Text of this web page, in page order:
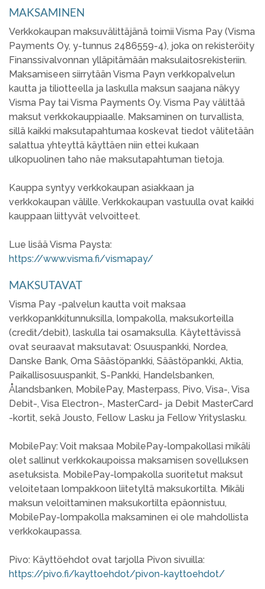
MAKSAMINEN
Verkkokaupan maksuvälittäjänä toimii Visma Pay (Visma
Payments Oy, y-tunnus 2486559-4), joka on rekisteröity
Finanssivalvonnan ylläpitämään maksulaitosrekisteriin.
Maksamiseen siirrytään Visma Payn verkkopalvelun
kautta ja tiliotteella ja laskulla maksun saajana näkyy
Visma Pay tai Visma Payments Oy. Visma Pay välittää
maksut verkkokauppiaalle. Maksaminen on turvallista,
sillä kaikki maksutapahtumaa koskevat tiedot välitetään
salattua yhteyttä käyttäen niin ettei kukaan
ulkopuolinen taho näe maksutapahtuman tietoja.
Kauppa syntyy verkkokaupan asiakkaan ja
verkkokaupan välille. Verkkokaupan vastuulla ovat kaikki
kauppaan liittyvät velvoitteet.
Lue lisää Visma Paysta:
https://www.visma.fi/vismapay/
MAKSUTAVAT
Visma Pay -palvelun kautta voit maksaa
verkkopankkitunnuksilla, lompakolla, maksukorteilla
(credit/debit), laskulla tai osamaksulla. Käytettävissä
ovat seuraavat maksutavat: Osuuspankki, Nordea,
Danske Bank, Oma Säästöpankki, Säästöpankki, Aktia,
Paikallisosuuspankit, S-Pankki, Handelsbanken,
Ålandsbanken, MobilePay, Masterpass, Pivo, Visa-, Visa
Debit-, Visa Electron-, MasterCard- ja Debit MasterCard
-kortit, sekä Jousto, Fellow Lasku ja Fellow Yrityslasku.
MobilePay: Voit maksaa MobilePay-lompakollasi mikäli
olet sallinut verkkokaupoissa maksamisen sovelluksen
asetuksista. MobilePay-lompakolla suoritetut maksut
veloitetaan lompakkoon liitetyltä maksukortilta. Mikäli
maksun veloittaminen maksukortilta epäonnistuu,
MobilePay-lompakolla maksaminen ei ole mahdollista
verkkokaupassa.
Pivo: Käyttöehdot ovat tarjolla Pivon sivuilla:
https://pivo.fi/kayttoehdot/pivon-kayttoehdot/